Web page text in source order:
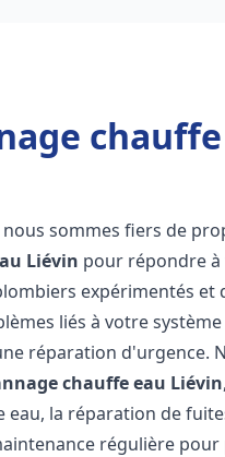
nous sommes fiers de
Liévin pour répondre à
expérimentés
liés à votre
réparation d'urgence.
chauffe eau Liévin
eau, la réparation de
régulière